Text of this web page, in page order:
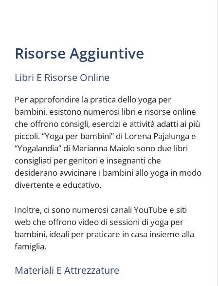
Risorse Aggiuntive
Libri E Risorse Online
Per approfondire la pratica dello yoga per
bambini, esistono numerosi libri e risorse online
che offrono consigli, esercizi e attività adatti ai più
piccoli. “Yoga per bambini” di Lorena Pajalunga e
“Yogalandia” di Marianna Maiolo sono due libri
consigliati per genitori e insegnanti che
desiderano avvicinare i bambini allo yoga in modo
divertente e educativo.
Inoltre, ci sono numerosi canali YouTube e siti
web che offrono video di sessioni di yoga per
bambini, ideali per praticare in casa insieme alla
famiglia.
Materiali E Attrezzature